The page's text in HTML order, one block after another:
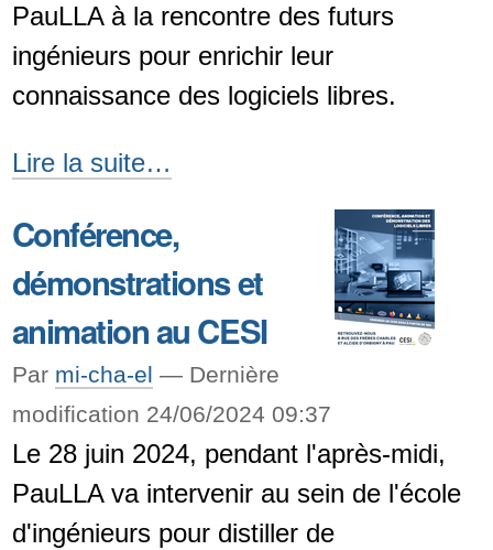
-
PauLLA à la rencontre des futurs
ingénieurs pour enrichir leur
connaissance des logiciels libres.
Conférence
démonstrations
au
CESI
Lire la suite…
Conférence,
démonstrations et
animation au CESI
Par mi-cha-el — Dernière
modification 24/06/2024 09:37
Le 28 juin 2024, pendant l'après-midi,
PauLLA va intervenir au sein de l'école
d'ingénieurs pour distiller de